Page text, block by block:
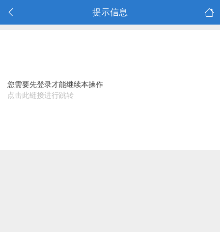
提示信息
您需要先登录才能继续本操作
点击此链接进行跳转